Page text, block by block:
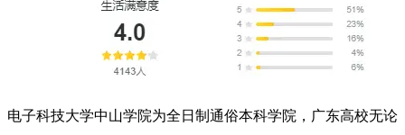
电子科技大学中山学院为全日制通俗本科学院，广东高校无论